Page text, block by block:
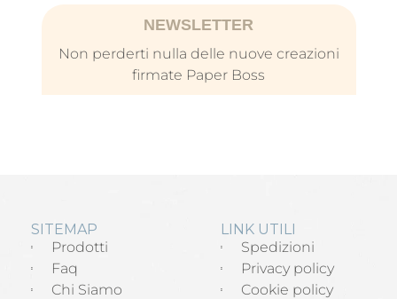
NEWSLETTER
Non perderti nulla delle nuove creazioni
firmate Paper Boss
SITEMAP
Prodotti
Faq
Chi Siamo
LINK UTILI
Spedizioni
Privacy policy
Cookie policy